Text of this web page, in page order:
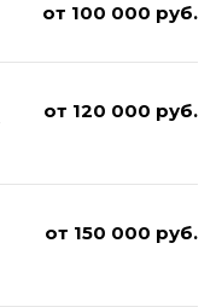
от 100 000 руб.
от 120 000 руб.
от 150 000 руб.